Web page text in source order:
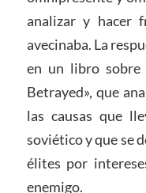
analizar y hacer
avecinaba. La
en un libro sobre
Betrayed», que
las causas que
soviético y que se
élites por
enemigo.